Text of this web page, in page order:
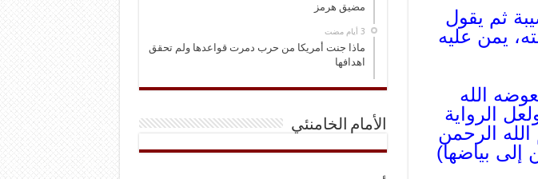
ثم يقول
يمن عليه
الله
الرواية
الرحمن
إلى بياضها)
مضيق هرمز
ماذا جنت أمريكا من حرب دمرت قواعدها ولم تحقق
اهدافها
الأمام الخامنئي